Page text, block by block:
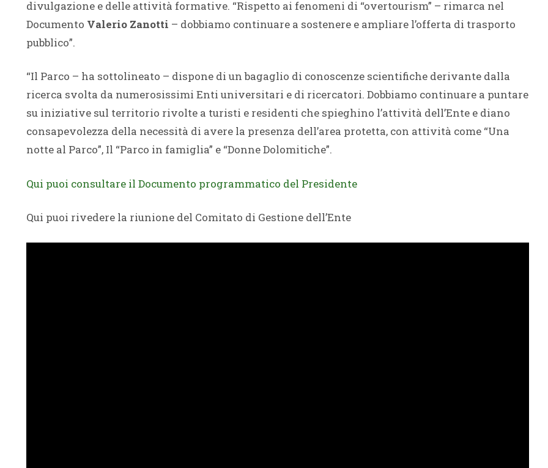
divulgazione e delle attività formative. “Rispetto ai fenomeni di “overtourism” – rimarca nel
Documento Valerio Zanotti – dobbiamo continuare a sostenere e ampliare l’offerta di trasporto
pubblico”.
“Il Parco – ha sottolineato – dispone di un bagaglio di conoscenze scientifiche derivante dalla
ricerca svolta da numerosissimi Enti universitari e di ricercatori. Dobbiamo continuare a puntare
su iniziative sul territorio rivolte a turisti e residenti che spieghino l’attività dell’Ente e diano
consapevolezza della necessità di avere la presenza dell’area protetta, con attività come “Una
notte al Parco”, Il “Parco in famiglia” e “Donne Dolomitiche”.
Qui puoi consultare il Documento programmatico del Presidente
Qui puoi rivedere la riunione del Comitato di Gestione dell’Ente